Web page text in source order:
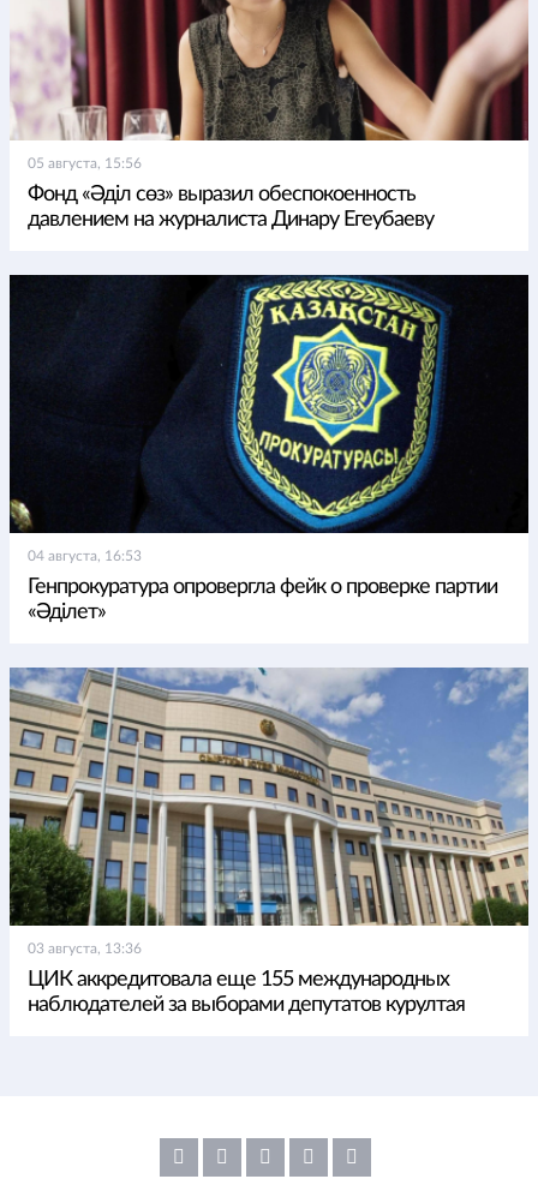
05 августа, 15:56
Фонд «Әділ сөз» выразил обеспокоенность
давлением на журналиста Динару Егеубаеву
04 августа, 16:53
Генпрокуратура опровергла фейк о проверке партии
«Әділет»
03 августа, 13:36
ЦИК аккредитовала еще 155 международных
наблюдателей за выборами депутатов курултая